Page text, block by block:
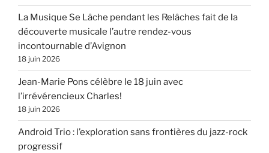
La Musique Se Lâche pendant les Relâches fait de la
découverte musicale l’autre rendez-vous
incontournable d’Avignon
18 juin 2026
Jean-Marie Pons célèbre le 18 juin avec
l’irrévérencieux Charles!
18 juin 2026
Android Trio : l’exploration sans frontières du jazz-rock
progressif